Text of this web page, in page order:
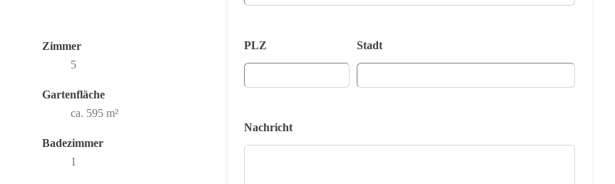
Zimmer
5
Gartenfläche
ca. 595 m²
Badezimmer
1
PLZ Stadt
Nachricht